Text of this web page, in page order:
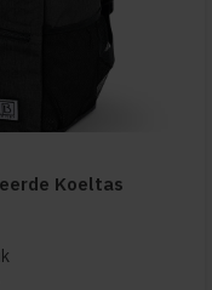
Koeltas